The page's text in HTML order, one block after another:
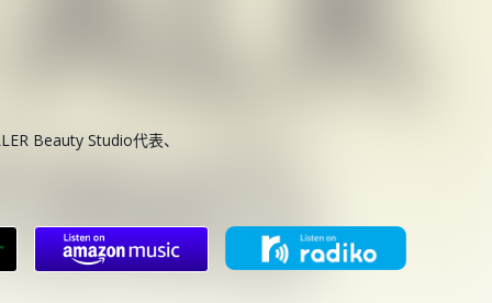
Beauty Studio代表、